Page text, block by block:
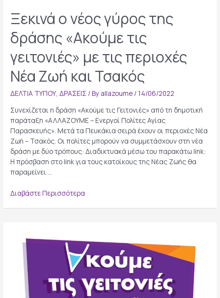
Ξεκινά ο νέος γύρος της
δράσης «Ακούμε τις
γειτονιές» με τις περιοχές
Νέα Ζωή και Τσακός
ΔΕΛΤΙΑ ΤΥΠΟΥ,ΔΡΑΣΕΙΣ / By allazoume /14/06/2022
Συνεχίζεται η δράση «Ακούμε τις Γειτονιές» από τη δημοτική
παράταξη «ΑΛΛΑΖΟΥΜΕ – Ενεργοί Πολίτες Αγίας
Παρασκευής». Μετά τα Πευκάκια σειρά έχουν οι περιοχές Νέα
Ζωή – Τσακός. Οι πολίτες μπορούν να συμμετάσχουν στη νέα
δράση με δύο τρόπους: Διαδικτυακά μέσω του παρακάτω link:
Η πρόσβαση στο link για τους κατοίκους της Νέας Ζωής θα
παραμείνει …
Ξεκινά
δράσης
«Ακούμε
γειτονιές»
Διαβάστε Περισσότερα